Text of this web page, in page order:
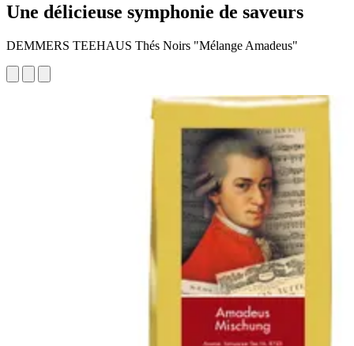
Une délicieuse symphonie de saveurs
DEMMERS TEEHAUS Thés Noirs "Mélange Amadeus"